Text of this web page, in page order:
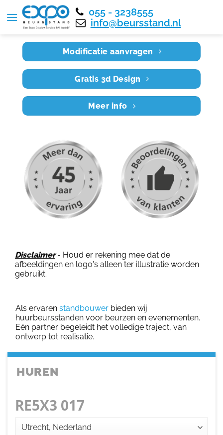
055 - 3238555
info@beursstand.nl
Home RE5X3 017
Modificatie aanvragen
Gratis 3d Design
Meer info
Disclaimer- Houd er rekening mee dat de
afbeeldingen en logo's alleen ter illustratie worden
gebruikt.
Als ervaren standbouwer bieden wij
huurbeursstanden voor beurzen en evenementen.
Eén partner begeleidt het volledige traject, van
ontwerp tot realisatie.
HUREN
RE5X3 017